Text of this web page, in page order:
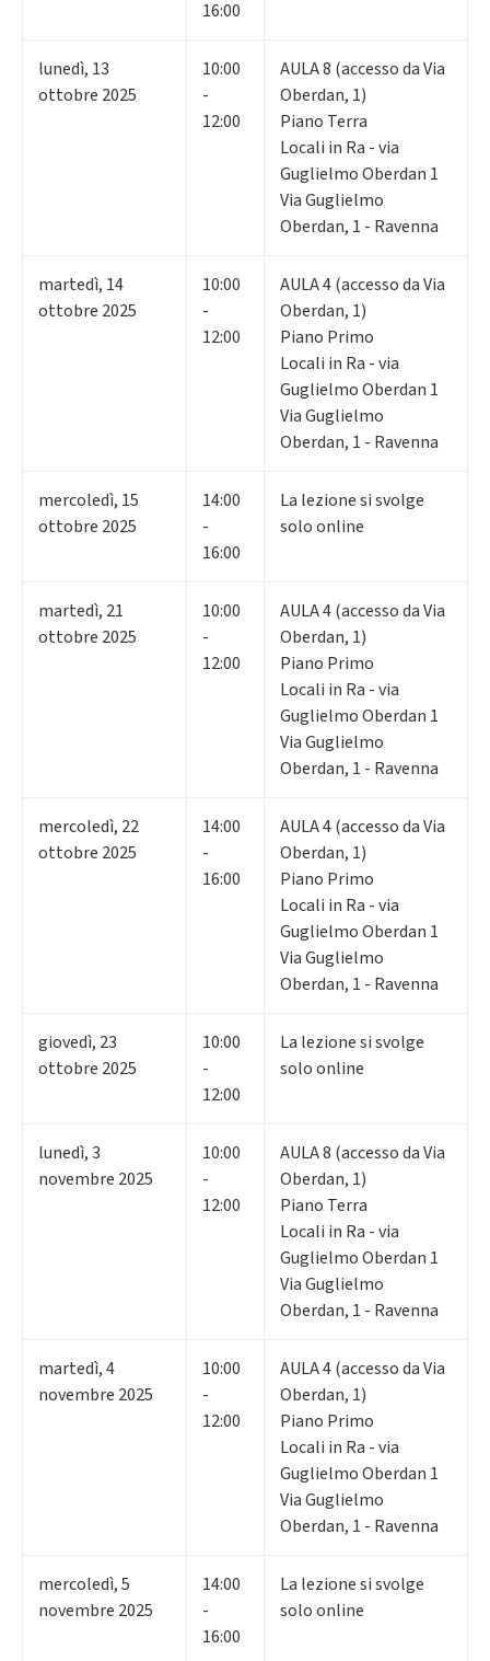
16:00
lunedì, 13
ottobre 2025
10:00
-
12:00
AULA 8 (accesso da Via
Oberdan, 1)
Piano Terra
Locali in Ra - via
Guglielmo Oberdan 1
Via Guglielmo
Oberdan, 1 - Ravenna
martedì, 14
ottobre 2025
10:00
-
12:00
AULA 4 (accesso da Via
Oberdan, 1)
Piano Primo
Locali in Ra - via
Guglielmo Oberdan 1
Via Guglielmo
Oberdan, 1 - Ravenna
mercoledì, 15
ottobre 2025
14:00
-
16:00
La lezione si svolge
solo online
martedì, 21
ottobre 2025
10:00
-
12:00
AULA 4 (accesso da Via
Oberdan, 1)
Piano Primo
Locali in Ra - via
Guglielmo Oberdan 1
Via Guglielmo
Oberdan, 1 - Ravenna
mercoledì, 22
ottobre 2025
14:00
-
16:00
AULA 4 (accesso da Via
Oberdan, 1)
Piano Primo
Locali in Ra - via
Guglielmo Oberdan 1
Via Guglielmo
Oberdan, 1 - Ravenna
giovedì, 23
ottobre 2025
10:00
-
12:00
La lezione si svolge
solo online
lunedì,3
novembre 2025
10:00
-
12:00
AULA 8 (accesso da Via
Oberdan, 1)
Piano Terra
Locali in Ra - via
Guglielmo Oberdan 1
Via Guglielmo
Oberdan, 1 - Ravenna
martedì,4
novembre 2025
10:00
-
12:00
AULA 4 (accesso da Via
Oberdan, 1)
Piano Primo
Locali in Ra - via
Guglielmo Oberdan 1
Via Guglielmo
Oberdan, 1 - Ravenna
mercoledì,5
novembre 2025
14:00
-
16:00
La lezione si svolge
solo online